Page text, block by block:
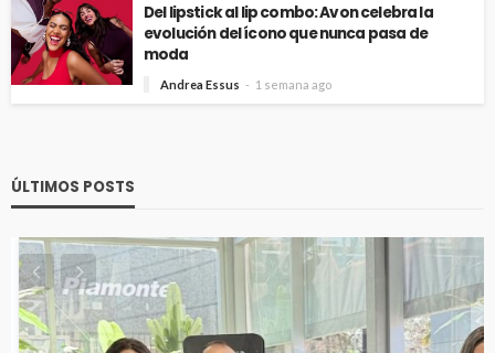
Del lipstick al lip combo: Avon celebra la
evolución del ícono que nunca pasa de
moda
Andrea Essus 1 semana ago
ÚLTIMOS POSTS